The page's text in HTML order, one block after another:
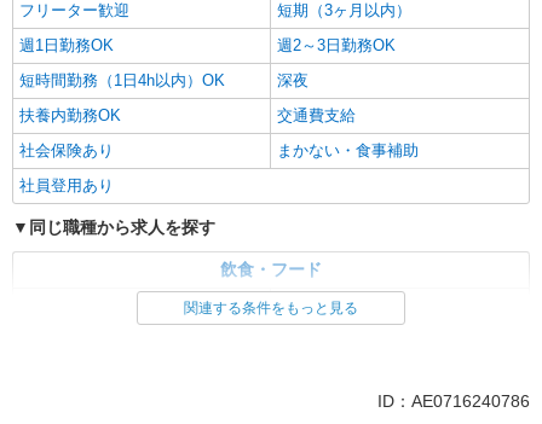
フリーター歓迎
短期（3ヶ月以内）
週1日勤務OK
週2～3日勤務OK
短時間勤務（1日4h以内）OK
深夜
扶養内勤務OK
交通費支給
社会保険あり
まかない・食事補助
社員登用あり
同じ職種から求人を探す
飲食・フード
ファストフード・デリ
調理・調理補助・調理師
関連する条件をもっと見る
ID：AE0716240786